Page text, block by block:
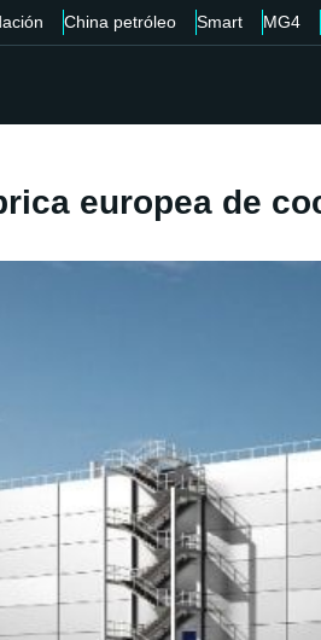
China petróleo Smart MG4
europea de